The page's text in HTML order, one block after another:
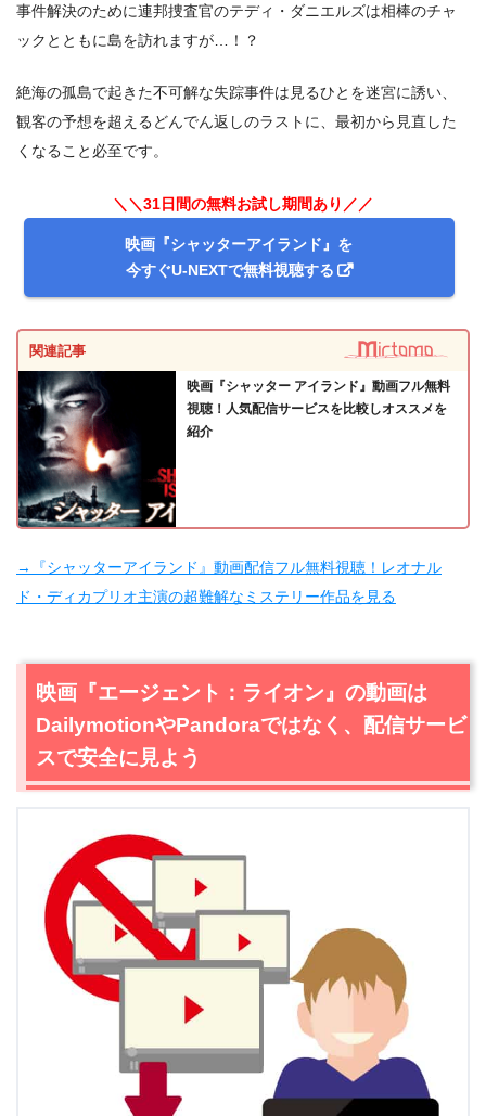
事件解決のために連邦捜査官のテディ・ダニエルズは相棒のチャ
ックとともに島を訪れますが…！？
絶海の孤島で起きた不可解な失踪事件は見るひとを迷宮に誘い、
観客の予想を超えるどんでん返しのラストに、最初から見直した
くなること必至です。
＼＼31日間の無料お試し期間あり／／
映画『シャッターアイランド』を
今すぐU-NEXTで無料視聴する
関連記事
映画『シャッター アイランド』動画フル無料
視聴！人気配信サービスを比較しオススメを
紹介
→『シャッターアイランド』動画配信フル無料視聴！レオナル
ド・ディカプリオ主演の超難解なミステリー作品を見る
映画『エージェント：ライオン』の動画は
DailymotionやPandoraではなく、配信サービ
スで安全に見よう